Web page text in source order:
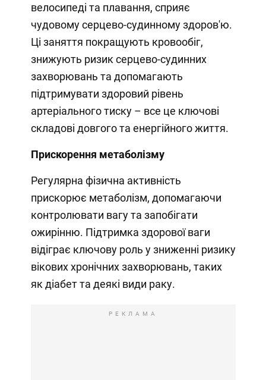
велосипеді та плавання, сприяє
чудовому серцево-судинному здоров'ю.
Ці заняття покращують кровообіг,
знижують ризик серцево-судинних
захворювань та допомагають
підтримувати здоровий рівень
артеріального тиску – все це ключові
складові довгого та енергійного життя.
Прискорення метаболізму
Регулярна фізична активність
прискорює метаболізм, допомагаючи
контролювати вагу та запобігати
ожирінню. Підтримка здорової ваги
відіграє ключову роль у зниженні ризику
вікових хронічних захворювань, таких
як діабет та деякі види раку.
РЕКЛАМА